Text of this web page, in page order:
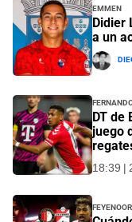
Emmen
Didier
a un
DT de
juego
18:39 |